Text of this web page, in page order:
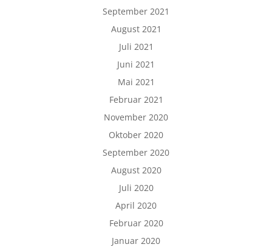
September 2021
August 2021
Juli 2021
Juni 2021
Mai 2021
Februar 2021
November 2020
Oktober 2020
September 2020
August 2020
Juli 2020
April 2020
Februar 2020
Januar 2020